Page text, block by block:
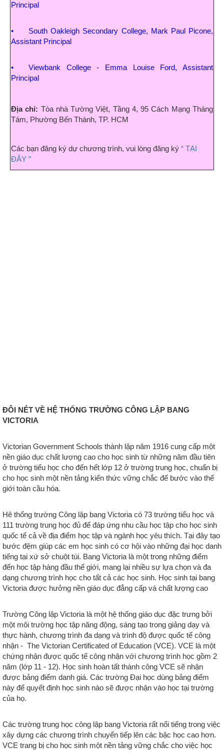
Principal
• South Oakleigh Secondary College, Mark Paul Picone,
Assistant Principal
• Viewbank College - Emma Louise Ford, Assistant
Principal
Địa chỉ: Tòa nhà Tường Việt, Tầng 4, 95 Cách Mạng Tháng
Tám, Phường Bến Thành, TP. HCM
Các bạn đăng ký dự chương trình, vui lòng đăng ký “ TẠI
ĐÂY ”
ĐÔI NÉT VỀ HỆ THỐNG TRƯỜNG CÔNG LẬP BANG
VICTORIA
Victorian Government Schools thành lập năm 1916 cung cấp một
nền giáo dục chất lượng cao cho học sinh từ những năm đầu tiên
ở trường tiểu học cho đến hết lớp 12 ở trường trung học, chuẩn bị
cho học sinh một nền tảng kiến thức vững chắc để bước vào thế
giới toàn cầu hóa.
Hê thống trường Công lập bang Victoria có 73 trường tiểu học và
111 trường trung học đủ để đáp ứng nhu cầu học tập cho học sinh
quốc tế cả về địa điểm học tập và ngành học yêu thích. Tại đây tạo
bước đệm giúp các em học sinh có cơ hội vào những đại học danh
tiếng tại xứ sở chuột túi. Bang Victoria là một trong những điểm
đến học tập hàng đầu thế giới, mang lại nhiều sự lựa chọn và đa
dạng chương trình học cho tất cả các học sinh. Học sinh tại bang
Victoria được hưởng nền giáo dục đẳng cấp và chất lượng cao
Trường Công lập Victoria là một hệ thống giáo dục đặc trưng bởi
một môi trường học tập năng động, sáng tạo trong giảng dạy và
thực hành, chương trình đa dạng và trình độ được quốc tế công
nhận - The Victorian Certificated of Education (VCE). VCE là một
chứng nhận được quốc tế công nhận với chương trình học gồm 2
năm (lớp 11 - 12). Học sinh hoàn tất thành công VCE sẽ nhận
được bảng điểm danh giá. Các trường Đại học dùng bảng điểm
này để quyết định học sinh nào sẽ được nhận vào học tại trường
của họ.
Các trường trung học công lập bang Victoria rất nổi tiếng trong việc
xây dựng các chương trình chuyển tiếp lên các bậc học cao hơn.
VCE trang bị cho học sinh một nền tảng vững chắc cho việc học